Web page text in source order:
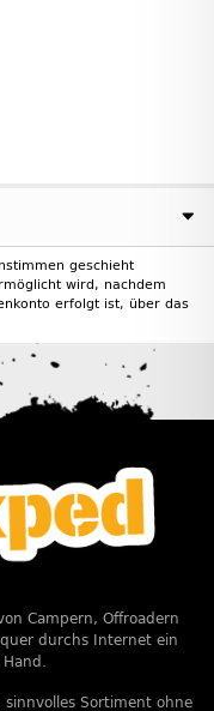
geschieht
wird, nachdem
erfolgt ist, über das
Campern, Offroadern
durchs Internet ein
sinnvolles Sortiment ohne